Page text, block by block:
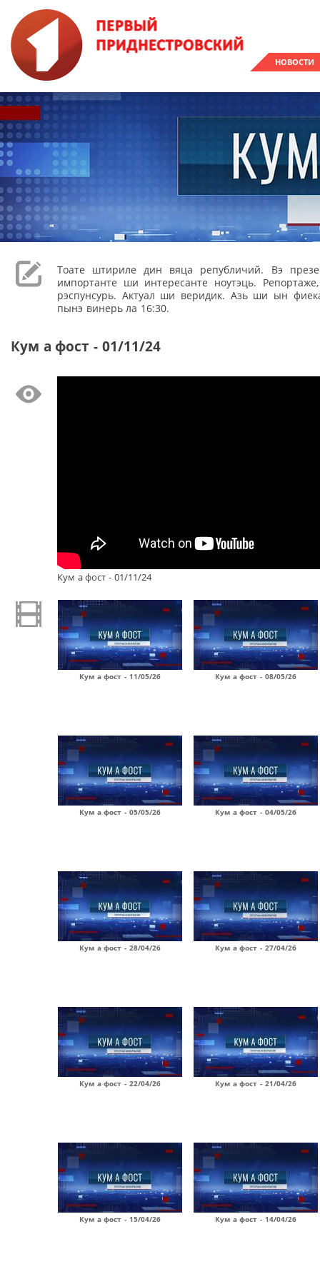
НОВОСТИ
Тоате штириле дин вяца републичий. Вэ
импортанте ши интересанте ноутэць.
рэспунсурь. Актуал ши веридик. Азь ши ын
пынэ винерь ла 16:30.
Кум а фост - 01/11/24
Кум а фост - 01/11/24
Кум а фост - 11/05/26 Кум а фост - 08/05/26
Кум а фост - 05/05/26 Кум а фост - 04/05/26
Кум а фост - 28/04/26 Кум а фост - 27/04/26
Кум а фост - 22/04/26 Кум а фост - 21/04/26
Кум а фост - 15/04/26 Кум а фост - 14/04/26